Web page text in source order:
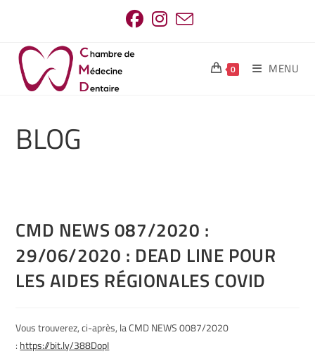
0 MENU
BLOG
CMD NEWS 087/2020 :
29/06/2020 : DEAD LINE POUR
LES AIDES RÉGIONALES COVID
Vous trouverez, ci-après, la CMD NEWS 0087/2020
: https://bit.ly/388DopI